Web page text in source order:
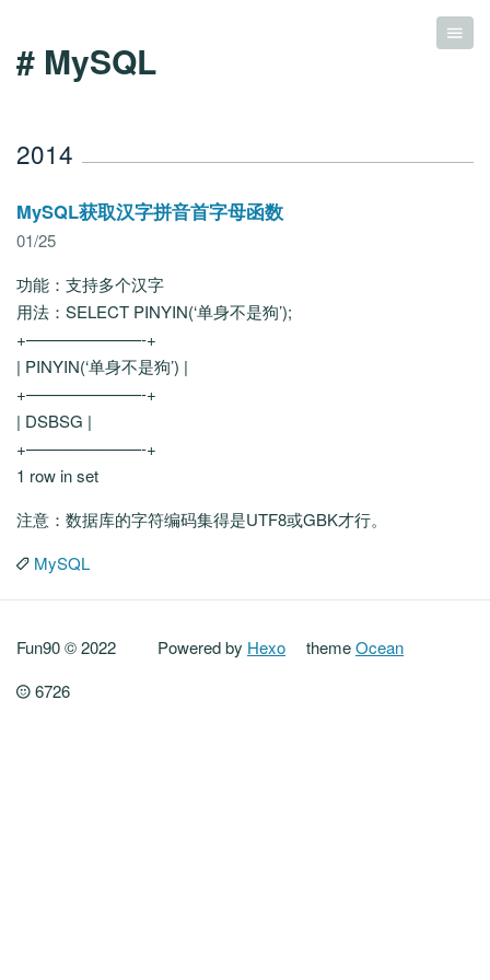
# MySQL
2014
MySQL获取汉字拼音首字母函数
01/25
功能：支持多个汉字
用法：SELECT PINYIN(‘单身不是狗’);
+———————-+
| PINYIN(‘单身不是狗’) |
+———————-+
| DSBSG |
+———————-+
1 row in set
注意：数据库的字符编码集得是UTF8或GBK才行。
MySQL
Fun90 © 2022 Powered by Hexo themeOcean
6726